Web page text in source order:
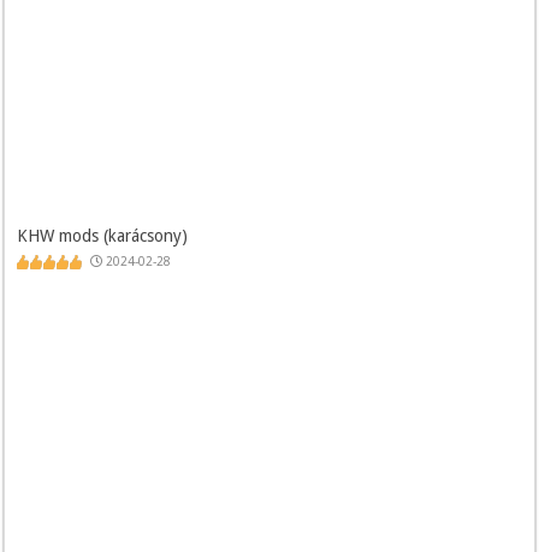
KHW mods (karácsony)
2024-02-28